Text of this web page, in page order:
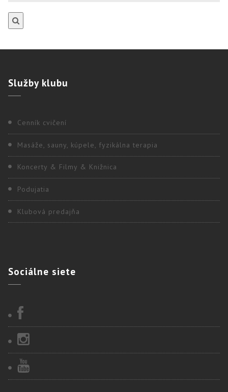
Službyklubu
Cenník cvičení
Masáže, sauny, kúpele, fyzikálna terapia
Koncerty & Filmy & Knižnica
Podujatia
Klubová predajňa
Sociálne siete